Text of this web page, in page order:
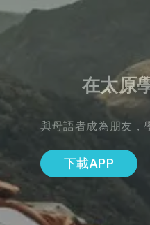
在太原
與母語者成為朋友，
下載APP